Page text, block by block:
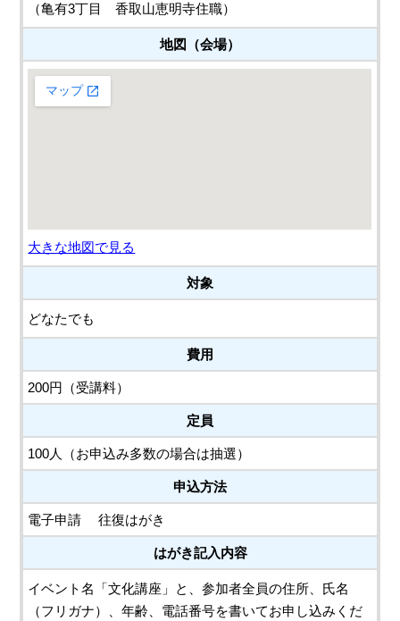
（亀有3丁目 香取山恵明寺住職）
地図（会場）
大きな地図で見る
対象
どなたでも
費用
200円（受講料）
定員
100人（お申込み多数の場合は抽選）
申込方法
電子申請 往復はがき
はがき記入内容
イベント名「文化講座」と、参加者全員の住所、氏名
（フリガナ）、年齢、電話番号を書いてお申し込みくだ